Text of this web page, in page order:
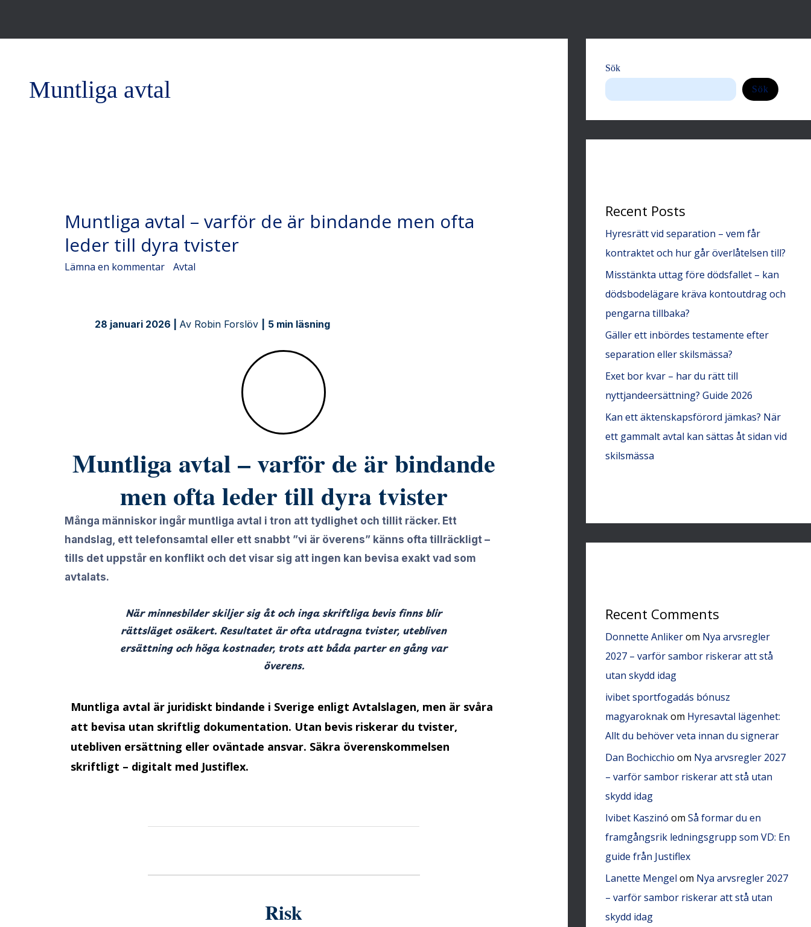
Muntliga avtal
Muntliga avtal – varför de är bindande men ofta
leder till dyra tvister
Lämna en kommentar Avtal
28 januari 2026 | Av Robin Forslöv 5 min läsning
Muntliga avtal – varför de är bindande
men ofta leder till dyra tvister
Många människor ingår muntliga avtal i tron att tydlighet och tillit räcker. Ett
handslag, ett telefonsamtal eller ett snabbt ”vi är överens” känns ofta tillräckligt –
tills det uppstår en konflikt och det visar sig att ingen kan bevisa exakt vad som
avtalats.
När minnesbilder skiljer sig åt och inga skriftliga bevis finns blir
rättsläget osäkert. Resultatet är ofta utdragna tvister, utebliven
ersättning och höga kostnader, trots att båda parter en gång var
överens.
Muntliga avtal är juridiskt bindande i Sverige enligt Avtalslagen, men är svåra
att bevisa utan skriftlig dokumentation. Utan bevis riskerar du tvister,
utebliven ersättning eller oväntade ansvar. Säkra överenskommelsen
skriftligt – digitalt med Justiflex.
Risk
avtal
–
varför
de
Sök
Sök
Recent Posts
Hyresrätt vid separation – vem får
kontraktet och hur går överlåtelsen till?
Misstänkta uttag före dödsfallet – kan
dödsbodelägare kräva kontoutdrag och
pengarna tillbaka?
Gäller ett inbördes testamente efter
separation eller skilsmässa?
Exet bor kvar – har du rätt till
nyttjandeersättning? Guide 2026
Kan ett äktenskapsförord jämkas? När
ett gammalt avtal kan sättas åt sidan vid
skilsmässa
Recent Comments
Donnette Anlikerom Nya arvsregler
2027 – varför sambor riskerar att stå
utan skydd idag
ivibet sportfogadás bónusz
magyaroknakom Hyresavtal lägenhet:
Allt du behöver veta innan du signerar
Dan Bochicchio om Nya arvsregler 2027
– varför sambor riskerar att stå utan
skydd idag
Ivibet Kaszinó om Så formar du en
framgångsrik ledningsgrupp som VD: En
guide från Justiflex
Lanette Mengel om Nya arvsregler 2027
– varför sambor riskerar att stå utan
skydd idag